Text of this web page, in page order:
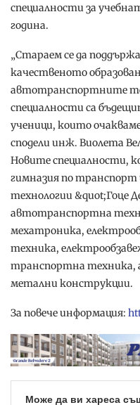
специалности за
година.
„Стараем се да
качественото
автотранспортните
специалности са
ученици, които
сподели инж. Виолета
Новите специалности,
гимназия по
технологии &quot;Гоце
автотранспортна
мехатроника,
техника,
транспортна техника,
метални конструкции.
За повече информация:
Може да ви хареса